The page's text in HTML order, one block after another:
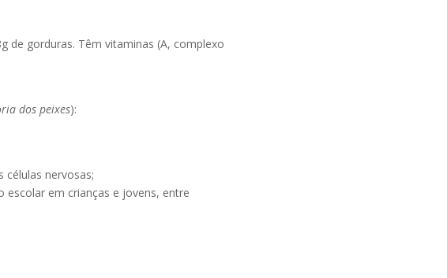
de gorduras. Têm vitaminas (A, complexo
dos peixes):
células nervosas;
em crianças e jovens, entre